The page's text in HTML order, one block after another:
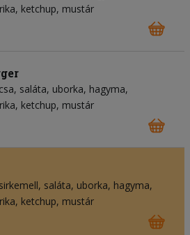
ketchup mustár
saláta uborka hagyma
ketchup mustár
saláta uborka hagyma
ketchup mustár